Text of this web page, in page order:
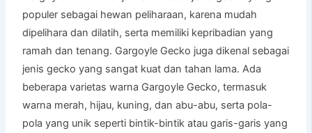
populer sebagai hewan peliharaan, karena mudah
dipelihara dan dilatih, serta memiliki kepribadian yang
ramah dan tenang. Gargoyle Gecko juga dikenal sebagai
jenis gecko yang sangat kuat dan tahan lama. Ada
beberapa varietas warna Gargoyle Gecko, termasuk
warna merah, hijau, kuning, dan abu-abu, serta pola-
pola yang unik seperti bintik-bintik atau garis-garis yang